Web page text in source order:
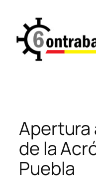
contenido
Apertura
de la
Puebla